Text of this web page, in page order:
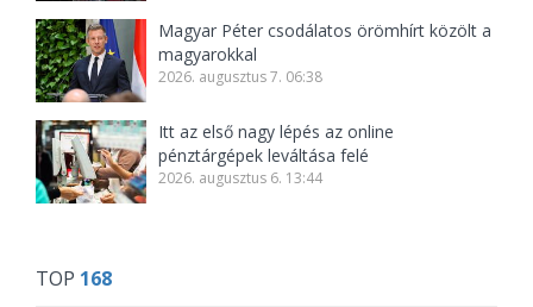
Magyar Péter csodálatos örömhírt közölt a
magyarokkal
2026. augusztus 7. 06:38
Itt az első nagy lépés az online
pénztárgépek leváltása felé
2026. augusztus 6. 13:44
TOP 168